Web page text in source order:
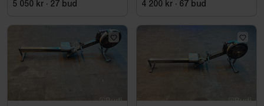
5 050 kr · 27 bud 4 200 kr · 67 bud